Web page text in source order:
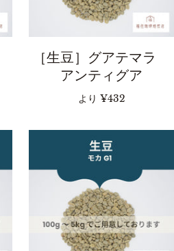
［生豆］グアテマラ
アンティグア
より ¥432